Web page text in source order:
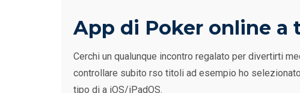
App di Poker online a
Cerchi un qualunque incontro regalato per divertirti
controllare subito rso titoli ad esempio ho
tipo di a iOS/iPadOS.